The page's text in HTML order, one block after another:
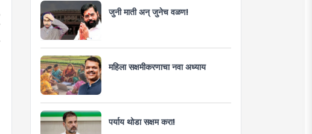
जुनी माती अन् जुनेच वळण!
महिला सक्षमीकरणाचा नवा अध्याय
पर्याय थोडा सक्षम करा!